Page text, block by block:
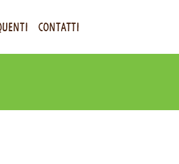
CONTATTI